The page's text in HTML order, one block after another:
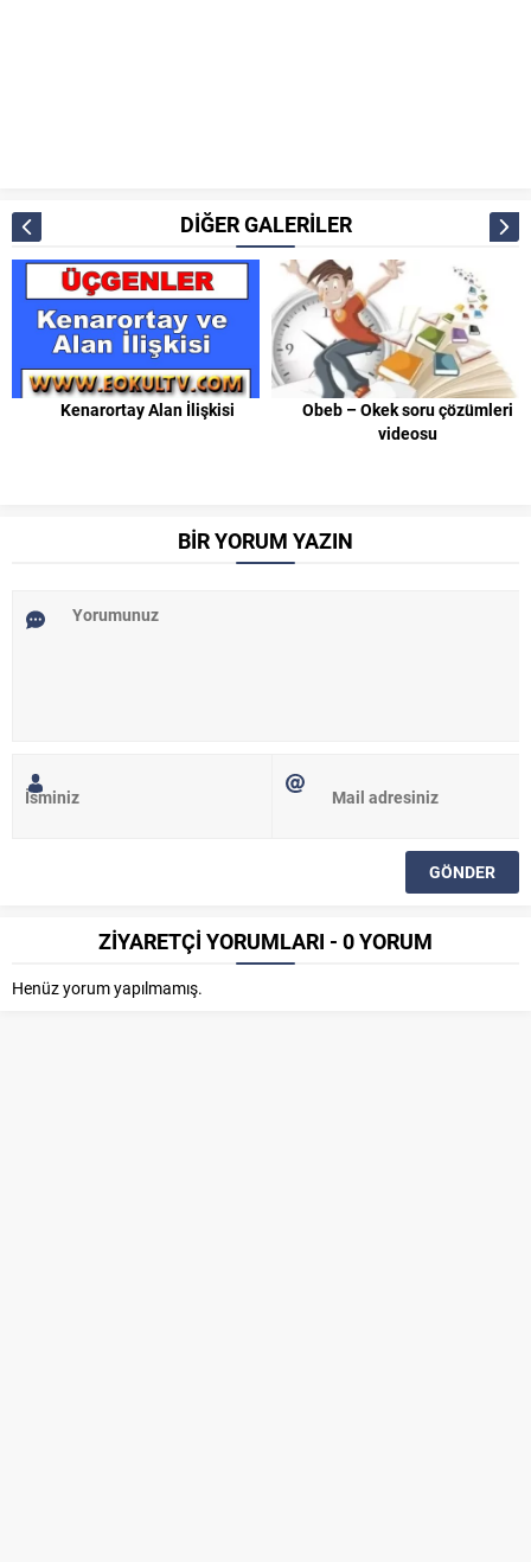
DİĞER GALERİLER
Kenarortay Alan İlişkisi
Obeb – Okek soru çözümleri
videosu
BİR YORUM YAZIN
ZİYARETÇİ YORUMLARI - 0 YORUM
Henüz yorum yapılmamış.